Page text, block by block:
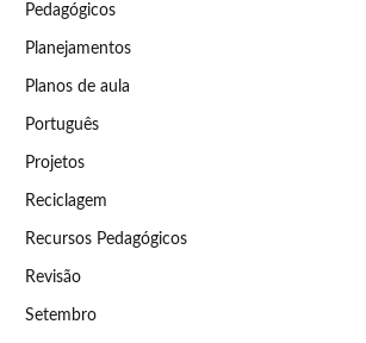
Pedagógicos
Planejamentos
Planos de aula
Português
Projetos
Reciclagem
Recursos Pedagógicos
Revisão
Setembro